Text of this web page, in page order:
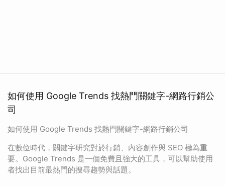
如何使用 Google Trends 找熱門關鍵字-網路行銷公
司
如何使用 Google Trends 找熱門關鍵字-網路行銷公司
在數位時代，關鍵字研究對於行銷、內容創作與 SEO 極為重
要。Google Trends 是一個免費且強大的工具，可以幫助使用
者找出目前最熱門的搜尋趨勢與話題。